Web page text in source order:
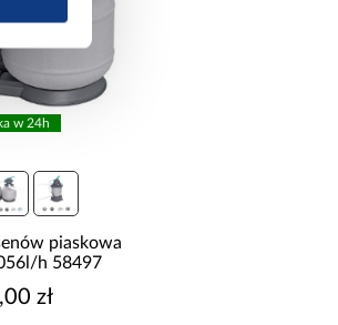
w 24h
piaskowa
h 58497
zł